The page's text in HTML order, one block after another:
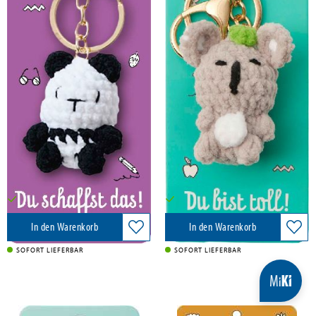
Kleiner Mutmacher,
Schlüsselanhänger Panda
Pattloch Geschenkbuch, 2026
7,99 €
Versandkostenfrei in DE
In den Warenkorb
SOFORT LIEFERBAR
Kleiner Mutmacher,
Schlüsselanhänger Koala
Pattloch Geschenkbuch, 2026
7,99 €
Versandkostenfrei in DE
In den Warenkorb
SOFORT LIEFERBAR